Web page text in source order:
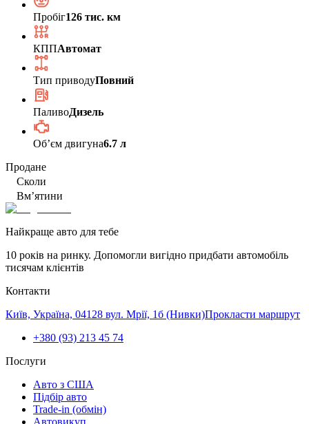
Пробіг126 тис. км
КППАвтомат
Тип приводуПовний
ПаливоДизель
Обʼєм двигуна6.7 л
Продане
Сколи
Вм’ятини
Найкраще авто для тебе
10 років на ринку. Допомогли вигідно придбати автомобіль
тисячам клієнтів
Контакти
Київ, Україна, 04128 вул. Мрії, 1б (Нивки)Прокласти маршрут
+380 (93) 213 45 74
Послуги
Авто з США
Підбір авто
Trade-in (обмін)
Автовикуп